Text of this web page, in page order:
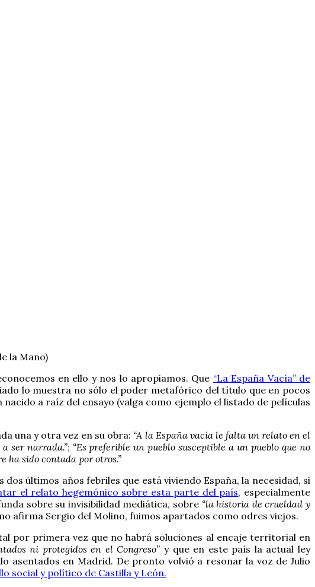
la Mano)
en ello y nos lo apropiamos. Que “La España Vacía” de
lo muestra no sólo el poder metafórico del título que en pocos
nacido a raíz del ensayo (valga como ejemplo el listado de películas
una y otra vez en su obra: “A la España vacía le falta un relato en el
ser narrada.”; “Es preferible un pueblo susceptible a un pueblo que no
ha sido contada por otros.”
últimos años febriles que está viviendo España, la necesidad, si
el relato hegemónico sobre esta parte del país, especialmente
sobre su invisibilidad mediática, sobre “la historia de crueldad y
afirma Sergio del Molino, fuimos apartados como odres viejos.
por primera vez que no habrá soluciones al encaje territorial en
ni protegidos en el Congreso” y que en este país la actual ley
en Madrid. De pronto volvió a resonar la voz de Julio
social y político de Castilla y León.